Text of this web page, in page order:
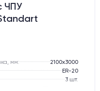
ЧПУ
мм:
2100х3000
ER-20
3 шт.